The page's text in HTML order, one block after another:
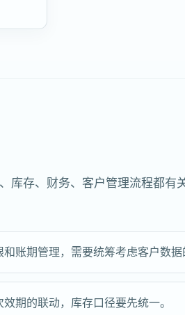
存、财务、客户管理流程都
账期管理，需要统筹考虑客户数据
期的联动，库存口径要先统一。